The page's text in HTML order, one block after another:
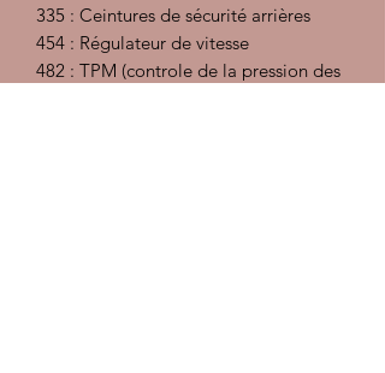
335 : Ceintures de sécurité arrières
454 : Régulateur de vitesse
482 : TPM (controle de la pression des